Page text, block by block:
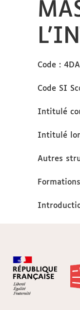
Code :
Code SI
Intitulé
Intitulé
Autres